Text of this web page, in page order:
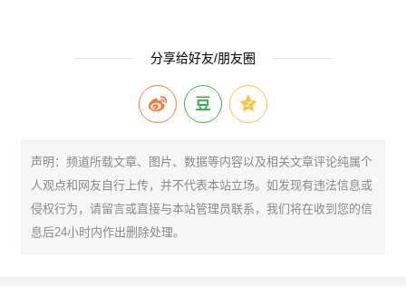
分享给好友/朋友圈
声明：频道所载文章、图片、数据等内容以及相关文章评论纯属个
人观点和网友自行上传，并不代表本站立场。如发现有违法信息或
侵权行为，请留言或直接与本站管理员联系，我们将在收到您的信
息后24小时内作出删除处理。